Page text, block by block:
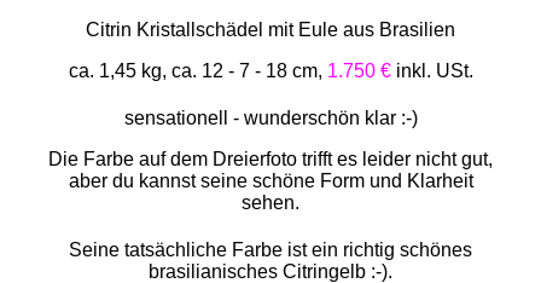
Citrin Kristallschädel mit Eule aus Brasilien
ca. 1,45 kg, ca. 12 - 7 - 18 cm, 1.750 €inkl. USt.
sensationell - wunderschön klar :-)
Die Farbe auf dem Dreierfoto trifft es leider nicht gut,
aber du kannst seine schöne Form und Klarheit
sehen.
Seine tatsächliche Farbe ist ein richtig schönes
brasilianisches Citringelb :-).